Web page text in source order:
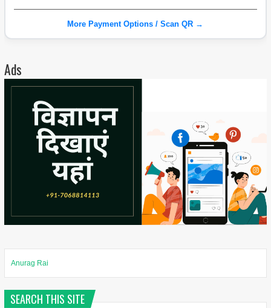
More Payment Options / Scan QR →
Ads
Anurag Rai
SEARCH THIS SITE